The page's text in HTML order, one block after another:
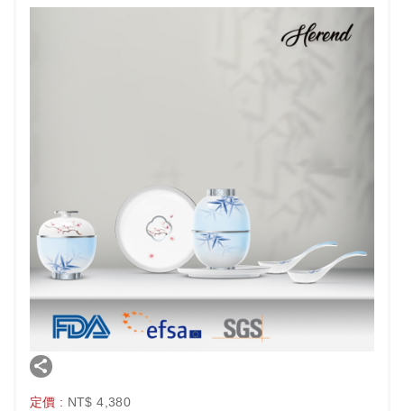
定價 : NT$ 4,380